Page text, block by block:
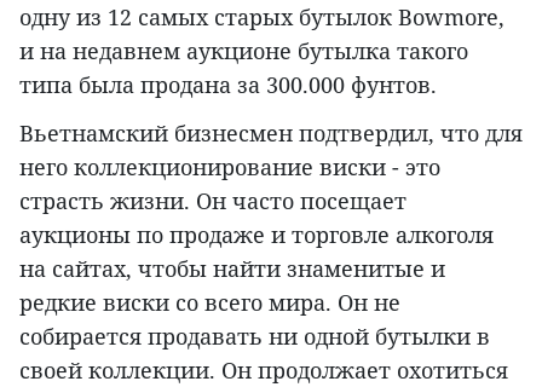
одну из 12 самых старых бутылок Bowmore,
и на недавнем аукционе бутылка такого
типа была продана за 300.000 фунтов.
Вьетнамский бизнесмен подтвердил, что для
него коллекционирование виски - это
страсть жизни. Он часто посещает
аукционы по продаже и торговле алкоголя
на сайтах, чтобы найти знаменитые и
редкие виски со всего мира. Он не
собирается продавать ни одной бутылки в
своей коллекции. Он продолжает охотиться